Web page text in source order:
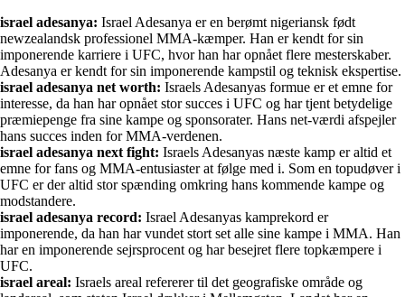
israel adesanya: Israel Adesanya er en berømt nigeriansk født
newzealandsk professionel MMA-kæmper. Han er kendt for sin
imponerende karriere i UFC, hvor han har opnået flere mesterskaber.
Adesanya er kendt for sin imponerende kampstil og teknisk ekspertise.
israel adesanya net worth: Israels Adesanyas formue er et emne for
interesse, da han har opnået stor succes i UFC og har tjent betydelige
præmiepenge fra sine kampe og sponsorater. Hans net-værdi afspejler
hans succes inden for MMA-verdenen.
israel adesanya next fight: Israels Adesanyas næste kamp er altid et
emne for fans og MMA-entusiaster at følge med i. Som en topudøver i
UFC er der altid stor spænding omkring hans kommende kampe og
modstandere.
israel adesanya record: Israel Adesanyas kamprekord er
imponerende, da han har vundet stort set alle sine kampe i MMA. Han
har en imponerende sejrsprocent og har besejret flere topkæmpere i
UFC.
israel areal: Israels areal refererer til det geografiske område og